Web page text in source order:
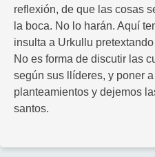
reflexión, de que las cosas
la boca. No lo harán. Aquí
insulta a Urkullu
No es forma de discutir las
según sus llíderes, y poner
planteamientos y dejemos
santos.